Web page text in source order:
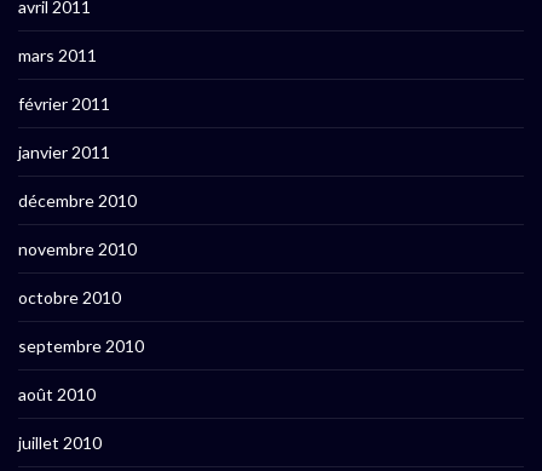
avril 2011
mars 2011
février 2011
janvier 2011
décembre 2010
novembre 2010
octobre 2010
septembre 2010
août 2010
juillet 2010